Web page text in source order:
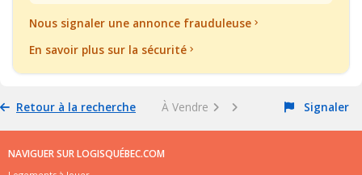
Nous signaler une annonce frauduleuse
En savoir plus sur la sécurité
Retour à la recherche À Vendre Signaler
NAVIGUER SUR LOGISQUÉBEC.COM